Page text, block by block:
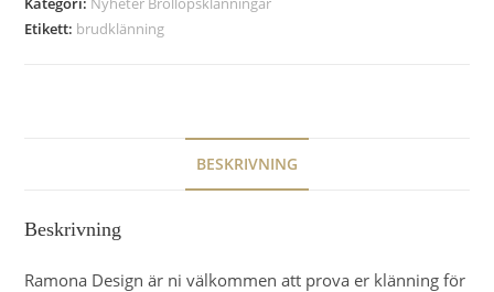
Etikett: brudklänning
BESKRIVNING
Beskrivning
Ramona Design är ni välkommen att prova er klänning för